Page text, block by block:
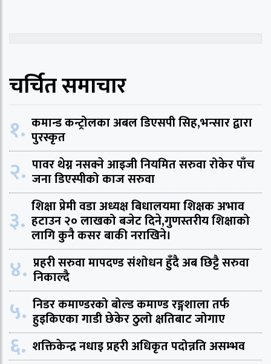
चर्चित समाचार
१. कमान्ड कन्ट्रोलका अबल डिएसपी सिह,भन्सार द्वारा
पुरस्कृत
२. पावर थेग्न नसक्ने आइजी नियमित सरुवा रोकेर पाँच
जना डिएस्पीको काज सरुवा
३. शिक्षा प्रेमी वडा अध्यक्ष बिधालयमा शिक्षक अभाव
हटाउन २० लाखको बजेट दिने,गुणस्तरीय शिक्षाको
लागि कुनै कसर बाकी नराखिने।
४. प्रहरी सरुवा मापदण्ड संशोधन हुँदै अब छिट्टै सरुवा
निकाल्दै
५. निडर कमाण्डरको बोल्ड कमाण्ड रङ्गशाला तर्फ
हुइकिएका गाडी छेकेर ठुलो क्षतिबाट जोगाए
६. शक्तिकेन्द्र नधाइ प्रहरी अधिकृत पदोन्नति असम्भव